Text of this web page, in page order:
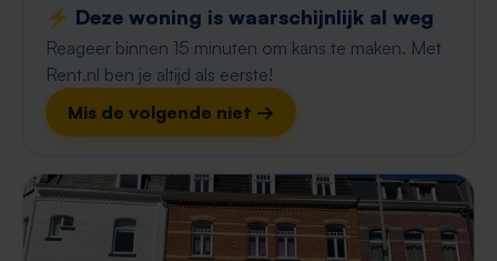
⚡️ Deze woning is waarschijnlijk al weg
Reageer binnen 15 minuten om kans te maken. Met
Rent.nl ben je altijd als eerste!
Mis de volgende niet →